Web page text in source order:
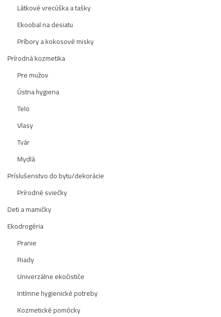
Látkové vrecúška a tašky
Ekoobal na desiatu
Príbory a kokosové misky
Prírodná kozmetika
Pre mužov
Ústna hygiena
Telo
Vlasy
Tvár
Mydlá
Príslušenstvo do bytu/dekorácie
Prírodné sviečky
Deti a mamičky
Ekodrogéria
Pranie
Riady
Univerzálne ekočističe
Intímne hygienické potreby
Kozmetické pomôcky